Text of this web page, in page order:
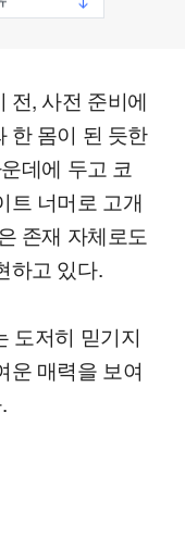
전, 사전 준비에
한 몸이 된 듯한
데에 두고 코
트 너머로 고개
존재 자체로도
하고 있다.
도저히 믿기지
운 매력을 보여